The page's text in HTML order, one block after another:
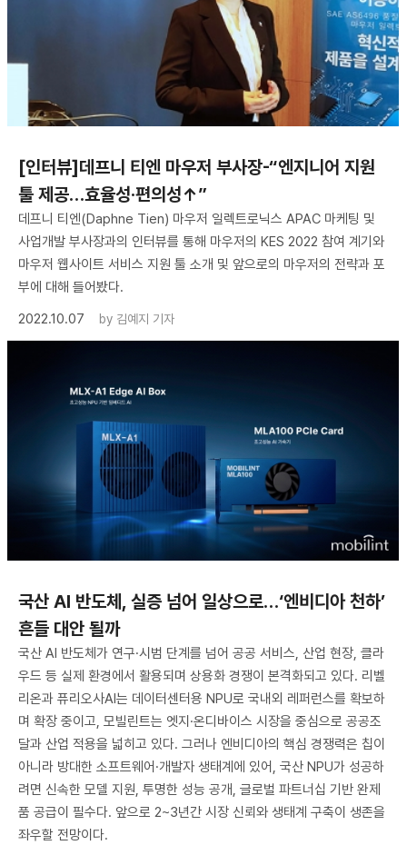
[인터뷰]데프니 티엔 마우저 부사장-“엔지니어 지원
툴 제공…효율성·편의성↑”
데프니 티엔(Daphne Tien) 마우저 일렉트로닉스 APAC 마케팅 및
사업개발 부사장과의 인터뷰를 통해 마우저의 KES 2022 참여 계기와
마우저 웹사이트 서비스 지원 툴 소개 및 앞으로의 마우저의 전략과 포
부에 대해 들어봤다.
2022.10.07
by 김예지 기자
국산 AI 반도체, 실증 넘어 일상으로…‘엔비디아 천하’
흔들 대안 될까
국산 AI 반도체가 연구·시범 단계를 넘어 공공 서비스, 산업 현장, 클라
우드 등 실제 환경에서 활용되며 상용화 경쟁이 본격화되고 있다. 리벨
리온과 퓨리오사AI는 데이터센터용 NPU로 국내외 레퍼런스를 확보하
며 확장 중이고, 모빌린트는 엣지·온디바이스 시장을 중심으로 공공조
달과 산업 적용을 넓히고 있다. 그러나 엔비디아의 핵심 경쟁력은 칩이
아니라 방대한 소프트웨어·개발자 생태계에 있어, 국산 NPU가 성공하
려면 신속한 모델 지원, 투명한 성능 공개, 글로벌 파트너십 기반 완제
품 공급이 필수다. 앞으로 2~3년간 시장 신뢰와 생태계 구축이 생존을
좌우할 전망이다.